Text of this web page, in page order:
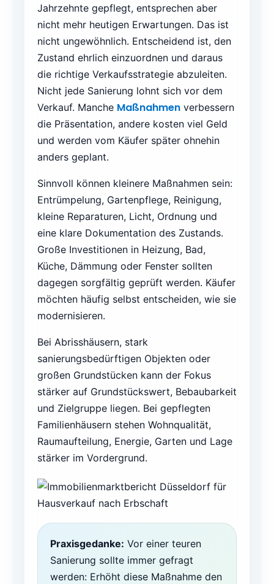
Jahrzehnte gepflegt, entsprechen aber
nicht mehr heutigen Erwartungen. Das ist
nicht ungewöhnlich. Entscheidend ist, den
Zustand ehrlich einzuordnen und daraus
die richtige Verkaufsstrategie abzuleiten.
Nicht jede Sanierung lohnt sich vor dem
Verkauf. Manche Maßnahmen verbessern
die Präsentation, andere kosten viel Geld
und werden vom Käufer später ohnehin
anders geplant.
Sinnvoll können kleinere Maßnahmen sein:
Entrümpelung, Gartenpflege, Reinigung,
kleine Reparaturen, Licht, Ordnung und
eine klare Dokumentation des Zustands.
Große Investitionen in Heizung, Bad,
Küche, Dämmung oder Fenster sollten
dagegen sorgfältig geprüft werden. Käufer
möchten häufig selbst entscheiden, wie sie
modernisieren.
Bei Abrisshäusern, stark
sanierungsbedürftigen Objekten oder
großen Grundstücken kann der Fokus
stärker auf Grundstückswert, Bebaubarkeit
und Zielgruppe liegen. Bei gepflegten
Familienhäusern stehen Wohnqualität,
Raumaufteilung, Energie, Garten und Lage
stärker im Vordergrund.
Praxisgedanke: Vor einer teuren
Sanierung sollte immer gefragt
werden: Erhöht diese Maßnahme den